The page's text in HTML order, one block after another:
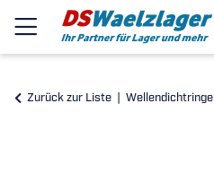
Zurück zur Liste Wellendichtringe